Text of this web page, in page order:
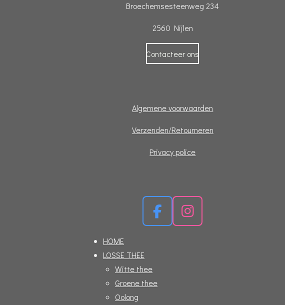
Broechemsesteenweg 234
2560 Nijlen
Contacteer ons
Algemene voorwaarden
Verzenden/Retourneren
Privacy police
F
a
o
I
n
HOME
LOSSE THEE
Witte thee
Groene thee
Oolong